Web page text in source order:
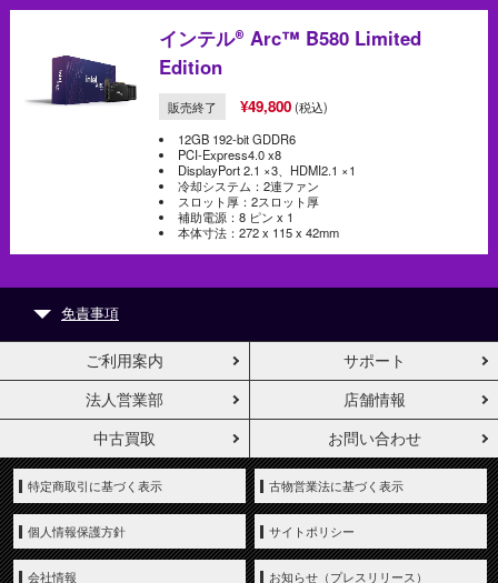
インテル® Arc™ B580 Limited
Edition
販売終了 ¥49,800 (税込)
12GB 192-bit GDDR6
PCI-Express4.0 x8
DisplayPort 2.1 ×3、HDMI2.1 ×1
冷却システム：2連ファン
スロット厚：2スロット厚
補助電源：8 ピン x 1
本体寸法：272 x 115 x 42mm
免責事項
性能は、使用状況、構成、その他の要因により異なりま す。詳細については、
www.intel.com/PerformanceIndex
(英語) を参照してください。イ ン テ ルの
テ ク ノ ロ ジ ーを使用するには、対応したハードウェア、ソフトウェア、またはサービ
スの有効化が必要となる場合がありま す。絶対的なセキュリティーを提供できる製品
またはコンポーネントはありません。コストと結果は状況によって変わりま す。
1. データ ・プライバシー。アプリケーションで使用されているプロンプトや画像は、
イ ン テ ルにより収集または保存されることはありません。AI Playground のユーザー
は、アプリの使用に際して個人情報の保存および処理に関する責任を負いま す。
イ ン テ ルが収集する個人情報の取扱いに関する概要は、イ ン テ ルのプライバシー通知
https://www.intel.com/content/www/us/en/privacy/intelprivacy-notice.html
てください。
2. AI Playground の利用規約、ライセンス、免責事項については、GitHub リポジトリ
ーのプロジェクトおよびファイルを参照してください。https://github.com/intel/ai-
playground(英語)
. All Rights Reserved. © Intel Corporation. Intel、
イ ン テ ル、Intel ロゴ、その他のイ ン テ ルの名称やロゴは、Intel Corporation またはそ
ご利用案内 サポート
法人営業部 店舗情報
中古買取 お問い合わせ
特定商取引に基づく表示 古物営業法に基づく表示
個人情報保護方針 サイトポリシー
会社情報 お知らせ（プレスリリース）